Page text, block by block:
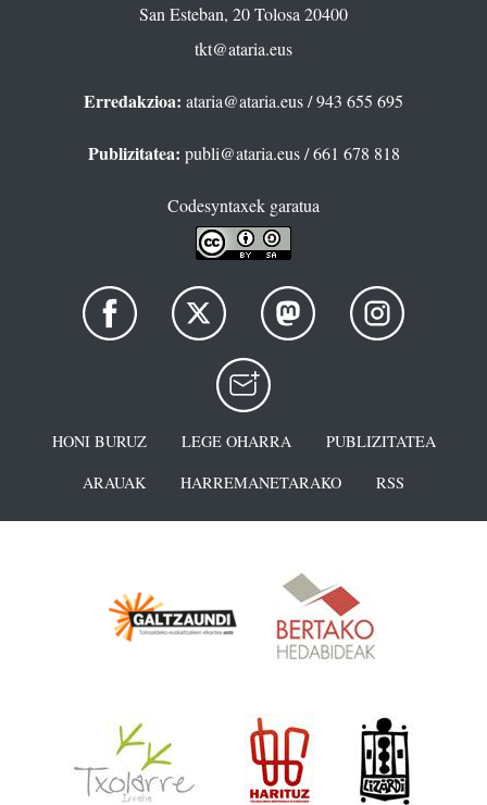
San Esteban, 20 Tolosa 20400
tkt@ataria.eus
Erredakzioa: ataria@ataria.eus/ 943 655 695
Publizitatea: publi@ataria.eus/ 661 678 818
Codesyntaxek garatua
HONI BURUZ LEGE OHARRA
PUBLIZITATEA
ARAUAK
HARREMANETARAKO RSS